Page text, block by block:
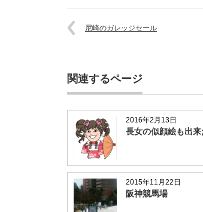
尼崎のガレッジセール
関連するページ
2016年2月13日
長女の似顔絵も出来
2015年11月22日
阪神競馬場